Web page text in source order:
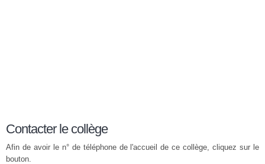
Contacter le collège
Afin de avoir le n° de téléphone de l'accueil de ce collège, cliquez sur le
bouton.